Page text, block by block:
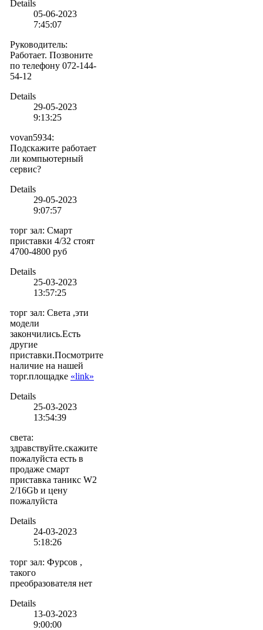
Details
05-06-2023
7:45:07
Руководитель:
Работает. Позвоните
по телефону 072-144-
54-12
Details
29-05-2023
9:13:25
vovan5934:
Подскажите работает
ли компьютерный
сервис?
Details
29-05-2023
9:07:57
торг зал: Смарт
приставки 4/32 стоят
4700-4800 руб
Details
25-03-2023
13:57:25
торг зал: Света ,эти
модели
закончились.Есть
другие
приставки.Посмотрите
наличие на нашей
торг.площадке «link»
Details
25-03-2023
13:54:39
света:
здравствуйте.скажите
пожалуйста есть в
продаже смарт
приставка таникс W2
2/16Gb и цену
пожалуйста
Details
24-03-2023
5:18:26
торг зал: Фурсов ,
такого
преобразователя нет
Details
13-03-2023
9:00:00